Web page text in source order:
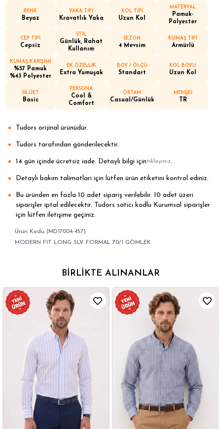
RENK
Beyaz
YAKA TİPİ
Kravatlık Yaka
KOL TİPİ
Uzun Kol
MATERYAL
Pamuk-
Polyester
CEP TİPİ
Cepsiz
STİL
Günlük, Rahat
Kullanım
SEZON
4 Mevsim
KUMAŞ TİPİ
Armürlü
KUMAŞ KARIŞIMI
%57 Pamuk
%43 Polyester
EK ÖZELLİK
Extra Yumuşak
BOY / ÖLÇÜ
Standart
KOL BOYU
Uzun Kol
SİLÜET
Basic
PERSONA
Cool &
Comfort
ORTAM
Casual/Günlük
MENŞEİ
TR
Tudors orijinal ürünüdür.
Tudors tarafından gönderilecektir.
14 gün içinde ücretsiz iade. Detaylı bilgi içintıklayınız.
Detaylı bakım talimatları için lütfen ürün etiketini kontrol ediniz.
Bu üründen en fazla 10 adet sipariş verilebilir. 10 adet üzeri
siparişler iptal edilecektir. Tudors satıcı kodlu Kurumsal siparişler
için lütfen iletişime geçiniz.
(MD17004-457)
MODERN FIT LONG SLV FORMAL 70/1 GÖMLEK
BIRLIKTE ALINANLAR